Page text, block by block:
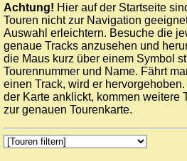
Achtung! Hier auf der Startseite
Touren nicht zur Navigation
Auswahl erleichtern. Besuche die
genaue Tracks anzusehen und
die Maus kurz über einem Symbol
Tourennummer und Name. Fährt
einen Track, wird er
der Karte anklickt, kommen weitere
zur genauen Tourenkarte.